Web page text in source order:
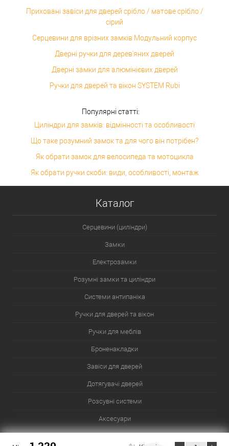
Приховані завіси для дверей срібло / матове срібло /
сірий
Серцевини для врізних замків Модульний корпус
Дверні ручки для дерев'яних дверей
Дверні замки для алюмінієвих дверей
Ручки для дверей та вікон SYSTEM Rubi
Популярні статті:
Циліндри для замків: відмінності та особливості
Що таке розумний замок та для чого він потрібен?
Як обрати замок для велосипеда та мотоцикла
Як обрати ручки скоби: види, особливості, монтаж
Каталог
Серцевини (циліндри)
Замки
Електрозамки
Розумні замки та циліндри
Системи антипаніка
Ручки для дверей та вікон
Ручки для меблів
Броненакладки
Завіси для дверей
Дотягувачі дверей
Розсувні системи
Аксесуари